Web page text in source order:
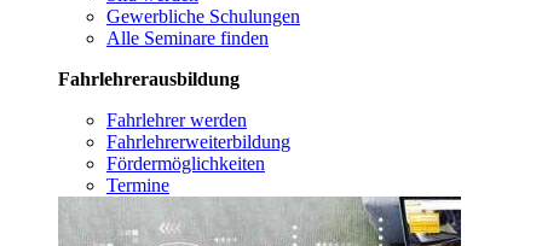
Gewerbliche Schulungen
Alle Seminare finden
Fahrlehrerausbildung
Fahrlehrer werden
Fahrlehrerweiterbildung
Fördermöglichkeiten
Termine